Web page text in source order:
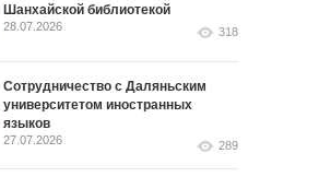
Шанхайской библиотекой
28.07.2026 318
Сотрудничество с Даляньским
университетом иностранных
языков
27.07.2026 289